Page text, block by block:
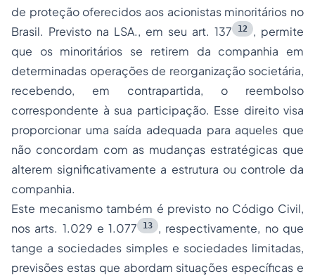
de proteção oferecidos aos acionistas minoritários no
Brasil. Previsto na LSA., em seu art. 137
12
, permite
que os minoritários se retirem da companhia em
determinadas operações de reorganização societária,
recebendo, em contrapartida, o reembolso
correspondente à sua participação. Esse direito visa
proporcionar uma saída adequada para aqueles que
não concordam com as mudanças estratégicas que
alterem significativamente a estrutura ou controle da
companhia.
Este mecanismo também é previsto no Código Civil,
nos arts. 1.029 e 1.077
13
, respectivamente, no que
tange a sociedades simples e sociedades limitadas,
previsões estas que abordam situações específicas e